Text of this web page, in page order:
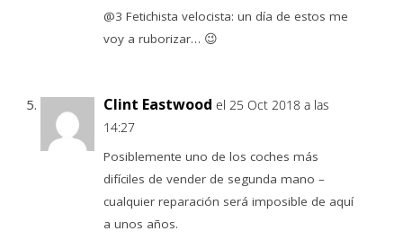
@3 Fetichista velocista: un día de estos me
voy a ruborizar… 😉
Clint Eastwood el 25 Oct 2018 a las
14:27
Posiblemente uno de los coches más
difíciles de vender de segunda mano –
cualquier reparación será imposible de aquí
a unos años.